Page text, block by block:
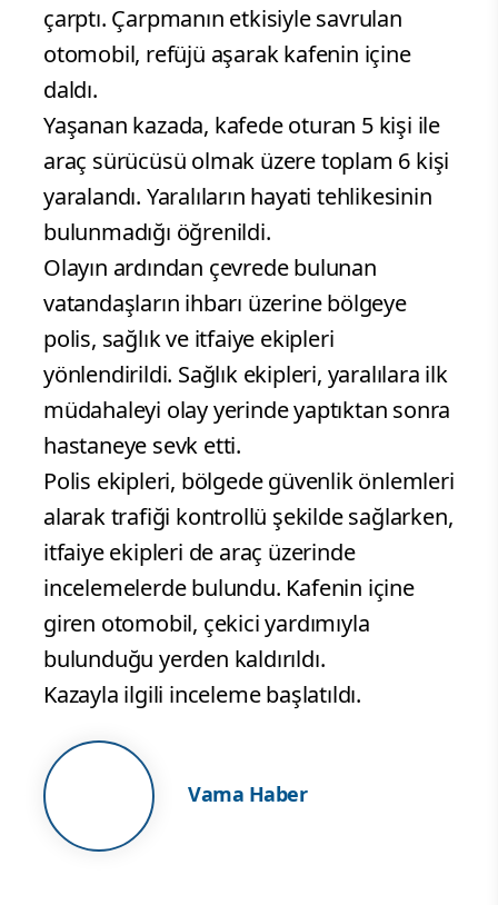
çarptı. Çarpmanın etkisiyle savrulan
otomobil, refüjü aşarak kafenin içine
daldı.
Yaşanan kazada, kafede oturan 5 kişi ile
araç sürücüsü olmak üzere toplam 6 kişi
yaralandı. Yaralıların hayati tehlikesinin
bulunmadığı öğrenildi.
Olayın ardından çevrede bulunan
vatandaşların ihbarı üzerine bölgeye
polis, sağlık ve itfaiye ekipleri
yönlendirildi. Sağlık ekipleri, yaralılara ilk
müdahaleyi olay yerinde yaptıktan sonra
hastaneye sevk etti.
Polis ekipleri, bölgede güvenlik önlemleri
alarak trafiği kontrollü şekilde sağlarken,
itfaiye ekipleri de araç üzerinde
incelemelerde bulundu. Kafenin içine
giren otomobil, çekici yardımıyla
bulunduğu yerden kaldırıldı.
Kazayla ilgili inceleme başlatıldı.
Vama Haber